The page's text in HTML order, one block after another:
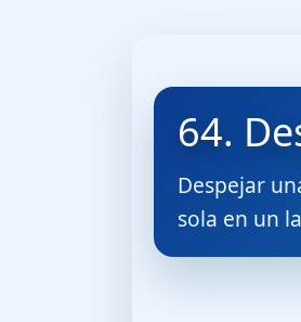
64.
Despejar
sola en un